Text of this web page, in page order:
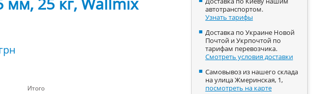
Итого
автотранспортом.
Узнать тарифы
Доставка по Украине Новой
Почтой и Укрпочтой по
тарифам перевозчика.
Смотреть условия доставки
Самовывоз из нашего склада
на улица Жмеринская, 1,
посмотреть на карте